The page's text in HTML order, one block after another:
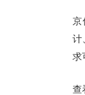
京
计
求
查